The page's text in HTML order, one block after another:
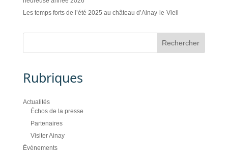
Les temps forts de l’été 2025 au château d’Ainay-le-Vieil
Rubriques
Actualités
Échos de la presse
Partenaires
Visiter Ainay
Évènements